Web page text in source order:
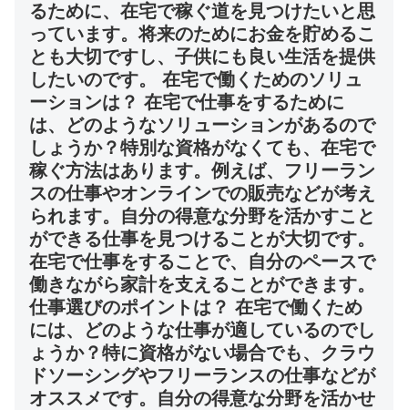
るために、在宅で稼ぐ道を見つけたいと思
っています。将来のためにお金を貯めるこ
とも大切ですし、子供にも良い生活を提供
したいのです。 在宅で働くためのソリュ
ーションは？ 在宅で仕事をするために
は、どのようなソリューションがあるので
しょうか？特別な資格がなくても、在宅で
稼ぐ方法はあります。例えば、フリーラン
スの仕事やオンラインでの販売などが考え
られます。自分の得意な分野を活かすこと
ができる仕事を見つけることが大切です。
在宅で仕事をすることで、自分のペースで
働きながら家計を支えることができます。
仕事選びのポイントは？ 在宅で働くため
には、どのような仕事が適しているのでし
ょうか？特に資格がない場合でも、クラウ
ドソーシングやフリーランスの仕事などが
オススメです。自分の得意な分野を活かせ